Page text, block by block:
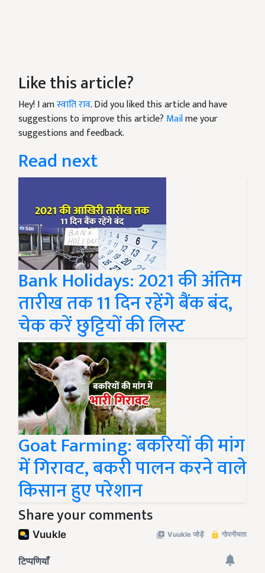
Like this article?
Hey! I amस्वाति राव. Did you liked this article and have
suggestions to improve this article? Mailme your
suggestions and feedback.
Read next
Bank Holidays: 2021 की अंतिम
तारीख तक 11 दिन रहेंगे बैंक बंद,
चेक करें छुट्टियों की लिस्ट
Goat Farming: बकरियों की मांग
में गिरावट, बकरी पालन करने वाले
किसान हुए परेशान
Share your comments